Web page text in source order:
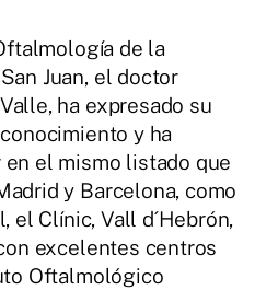
de la
Juan, el doctor
ha expresado su
y ha
en el mismo listado que
y Barcelona, como
el Clínic, Vall d´Hebrón,
excelentes centros
Oftalmológico